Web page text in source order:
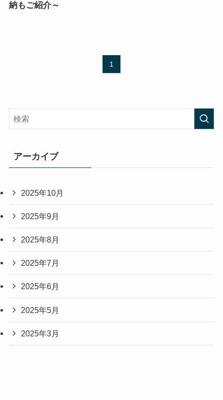
納もご紹介～
1
アーカイブ
2025年10月
2025年9月
2025年8月
2025年7月
2025年6月
2025年5月
2025年3月